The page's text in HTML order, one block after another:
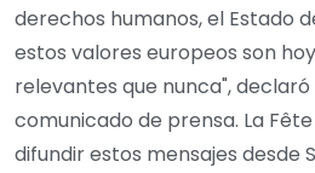
derechos humanos, el Estado
estos valores europeos son
relevantes que nunca",
comunicado de prensa. La
difundir estos mensajes desde